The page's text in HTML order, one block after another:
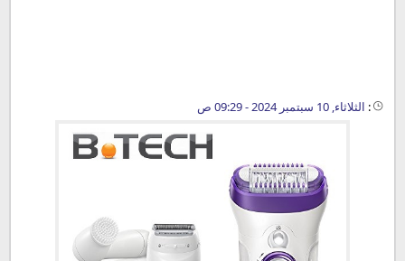
: الثلاثاء, 10 سبتمبر 2024 - 09:29 ص